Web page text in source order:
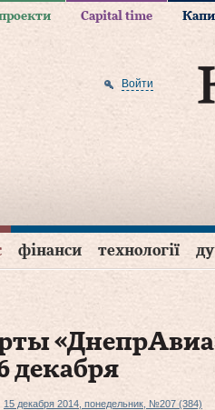
Capital time
Войти
фінанси технології
декабря
15 декабря 2014, понедельник, №207 (384)